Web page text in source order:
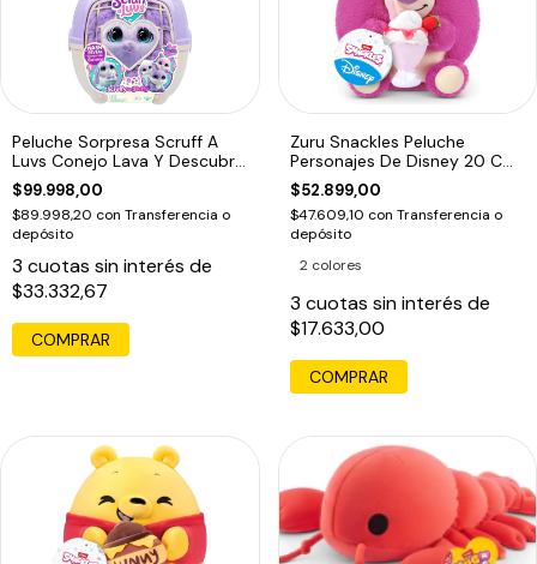
Peluche Sorpresa Scruff A
Luvs Conejo Lava Y Descubre
Violeta
$99.998,00
$89.998,20 con Transferencia o
depósito
3 cuotas sin interés de
$33.332,67
Zuru Snackles Peluche
Personajes De Disney 20 Cm
Lotso
$52.899,00
$47.609,10 con Transferencia o
depósito
2 colores
3 cuotas sin interés de
$17.633,00
COMPRAR